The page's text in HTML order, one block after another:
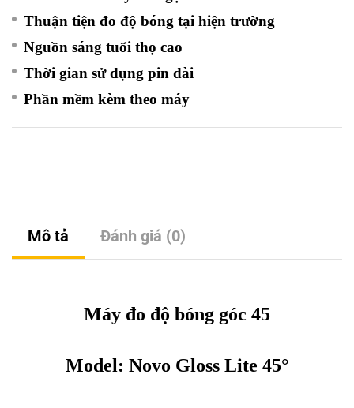
Thuận tiện đo độ bóng tại hiện trường
Nguồn sáng tuổi thọ cao
Thời gian sử dụng pin dài
Phần mềm kèm theo máy
Mô tả Đánh giá (0)
Máy đo độ bóng góc 45
Model: Novo Gloss Lite 45°